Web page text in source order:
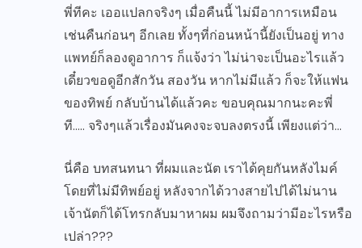
พี่ทีคะ เออแปลกจริงๆ เมื่อคืนนี้ ไม่มีอาการเหมือน
เช่นคืนก่อนๆ อีกเลย ทั้งๆที่ก่อนหน้านี้ยังเป็นอยู่ ทาง
แพทย์ก็ลองดูอาการ ก็แจ้งว่า ไม่น่าจะเป็นอะไรแล้ว
เดี๋ยวขอดูอีกสักวัน สองวัน หากไม่มีแล้ว ก็จะให้แฟน
ของทิพย์ กลับบ้านได้แล้วคะ ขอบคุณมากนะคะพี่
ที….. จริงๆแล้วเรื่องมันคงจะจบลงตรงนี้ เพียงแต่ว่า…
นี่คือ บทสนทนา ที่ผมและนัต เราได้คุยกันหลังไมค์
โดยที่ไม่มีทิพย์อยู่ หลังจากได้วางสายไปได้ไม่นาน
เจ้านัตก็ได้โทรกลับมาหาผม ผมจึงถามว่ามีอะไรหรือ
เปล่า???